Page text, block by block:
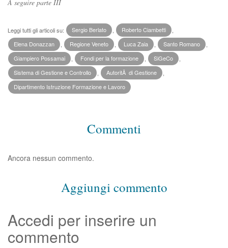
A seguire parte III
Leggi tutti gli articoli su: Sergio Berlato Roberto Ciambetti
Elena Donazzan
Regione Veneto Luca Zaia Santo Romano
Giampiero Possamai
Fondi per la formazione SiGeCo
Sistema di Gestione e Controllo
AutoritÃ di Gestione
Dipartimento Istruzione Formazione e Lavoro
Commenti
Ancora nessun commento.
Aggiungi commento
Accedi per inserire un
commento